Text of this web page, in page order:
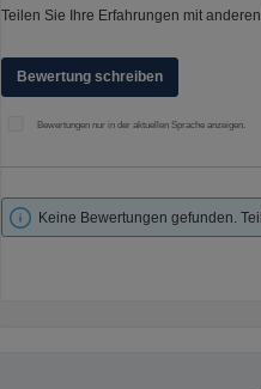
Teilen Sie Ihre Erfahrungen mit
Bewertung schreiben
Bewertungen nur in der aktuellen Sprache anzeigen.
Keine Bewertungen gefunden.